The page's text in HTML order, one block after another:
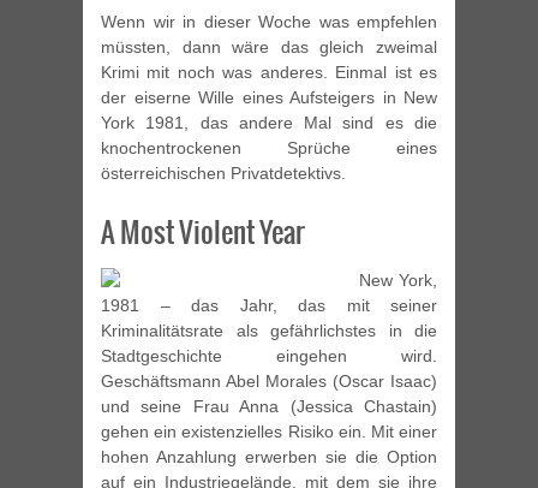
Wenn wir in dieser Woche was empfehlen
müssten, dann wäre das gleich zweimal
Krimi mit noch was anderes. Einmal ist es
der eiserne Wille eines Aufsteigers in New
York 1981, das andere Mal sind es die
knochentrockenen Sprüche eines
österreichischen Privatdetektivs.
A Most Violent Year
New York,
1981 – das Jahr, das mit seiner
Kriminalitätsrate als gefährlichstes in die
Stadtgeschichte eingehen wird.
Geschäftsmann Abel Morales (Oscar Isaac)
und seine Frau Anna (Jessica Chastain)
gehen ein existenzielles Risiko ein. Mit einer
hohen Anzahlung erwerben sie die Option
auf ein Industriegelände, mit dem sie ihre